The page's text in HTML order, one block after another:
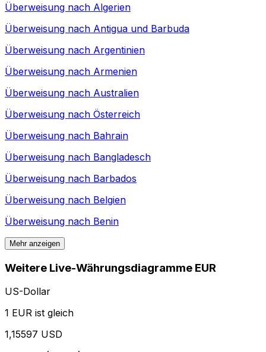
Überweisung nach Algerien
Überweisung nach Antigua und Barbuda
Überweisung nach Argentinien
Überweisung nach Armenien
Überweisung nach Australien
Überweisung nach Österreich
Überweisung nach Bahrain
Überweisung nach Bangladesch
Überweisung nach Barbados
Überweisung nach Belgien
Überweisung nach Benin
Mehr anzeigen
Weitere Live-Währungsdiagramme EUR
US-Dollar
1 EUR ist gleich
1,15597 USD